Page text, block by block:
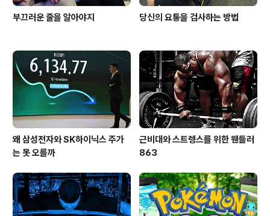
부끄러운 줄을 알아야지 당신의 요통을 검사하는 방법
왜 삼성전자와 SK하이닉스 주가
는 못 오를까
근비대와 스트렝스를 위한 웬들러
863